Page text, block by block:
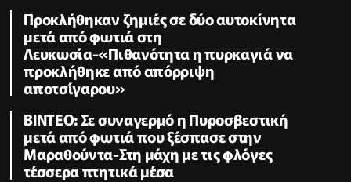
Προκλήθηκαν ζημιές σε δύο αυτοκίνητα
μετά από φωτιά στη
Λευκωσία-«Πιθανότητα η πυρκαγιά να
προκλήθηκε από απόρριψη
αποτσίγαρου»
ΒΙΝΤΕΟ: Σε συναγερμό η Πυροσβεστική
μετά από φωτιά που ξέσπασε στην
Μαραθούντα-Στη μάχη με τις φλόγες
τέσσερα πτητικά μέσα